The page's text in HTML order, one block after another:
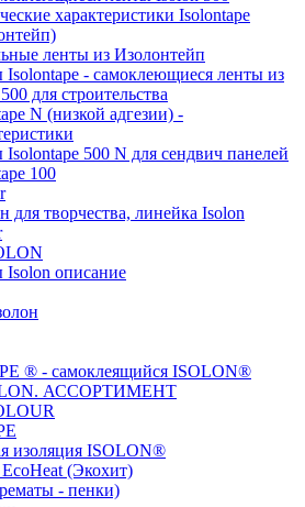
характеристики Isolontape
ленты из Изолонтейп
- самоклеющиеся ленты из
для строительства
N (низкой адгезии) -
500 N для сендвич панелей
100
для творчества, линейка Isolon
Isolon описание
® - самоклеящийся ISOLON®
АССОРТИМЕНТ
изоляция ISOLON®
(Экохит)
- пенки)